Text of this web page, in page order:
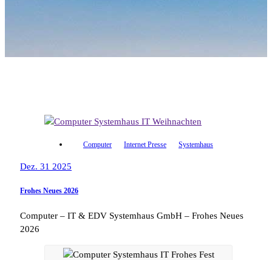
Computer Internet Presse Systemhaus
Dez. 31 2025
Frohes Neues 2026
Computer – IT & EDV Systemhaus GmbH – Frohes Neues
2026